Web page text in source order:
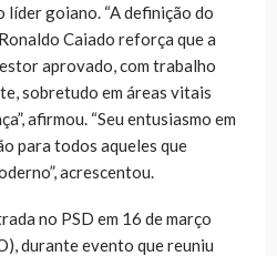
líder goiano. “A definição do
Caiado reforça que a
aprovado, com trabalho
sobretudo em áreas vitais
afirmou. “Seu entusiasmo em
para todos aqueles que
acrescentou.
no PSD em 16 de março
durante evento que reuniu